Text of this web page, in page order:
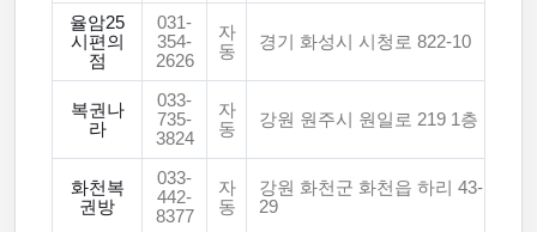
율암25
시편의
점
031-
354-
2626
자
동
경기 화성시 시청로 822-10
복권나
라
033-
735-
3824
자
동
강원 원주시 원일로 219 1층
화천복
권방
033-
442-
8377
자
동
강원 화천군 화천읍 하리 43-
29